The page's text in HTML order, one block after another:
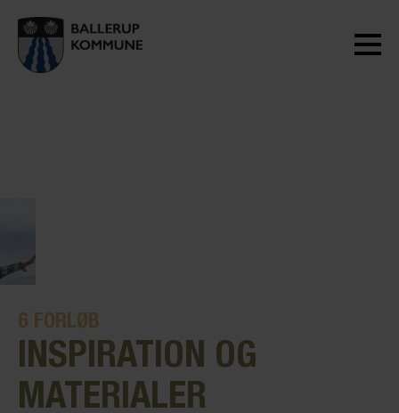
6 FORLØB
INSPIRATION OG
MATERIALER